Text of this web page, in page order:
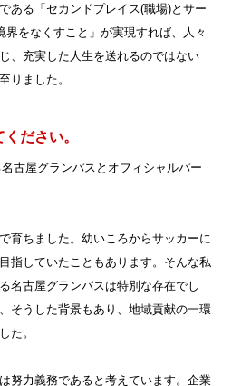
ある「セカンドプレイス(職場)とサー
界をなくすこと」が実現すれば、人々
、充実した人生を送れるのではない
りました。
ださい。
古屋グランパスとオフィシャルパー
育ちました。幼いころからサッカーに
指していたこともあります。そんな私
名古屋グランパスは特別な存在でし
そうした背景もあり、地域貢献の一環
た。
努力義務であると考えています。企業